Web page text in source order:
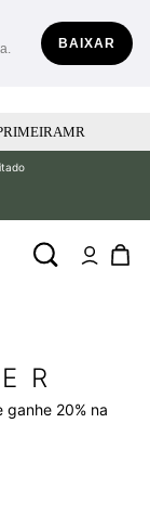
BAIXAR
20% na